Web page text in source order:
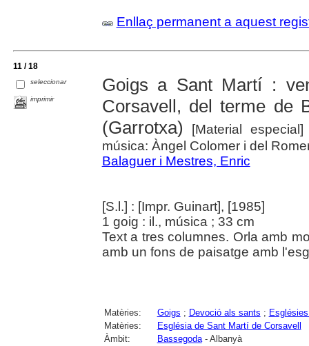
Enllaç permanent a aquest
11 / 18
seleccionar
imprimir
Goigs a Sant Martí :
Corsavell, del terme de
(Garrotxa) [Material
música: Àngel Colomer i del
Balaguer i Mestres, Enric
[S.l.] : [Impr. Guinart], [1985]
1 goig : il., música ; 33 cm
Text a tres columnes. Orla amb
amb un fons de paisatge amb
Matèries: Goigs ; Devoció als sants ;
Matèries:
Església de Sant Martí de Corsavell
Àmbit:
Bassegoda- Albanyà